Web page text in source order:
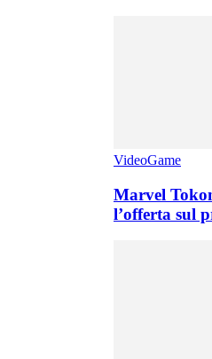
VideoGame
Marvel
l’offerta sul